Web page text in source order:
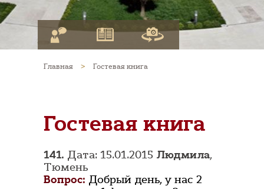
Главная > Гостевая книга
Гостевая книга
141. Дата: 15.01.2015 Людмила,
Тюмень
Вопрос: Добрый день, у нас 2